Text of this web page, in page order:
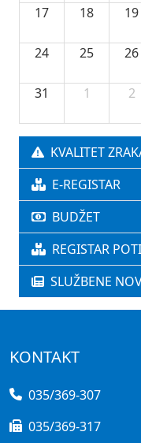
17 18 19
24 25 26
31 1 2
KVALITET
E-REGISTAR
BUDŽET
REGISTAR
SLUŽBENE
KONTAKT
035/369-307
035/369-317